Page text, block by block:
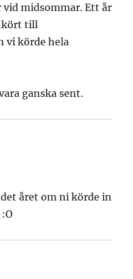
midsommar. Ett år
till
vi körde hela
ganska sent.
året om ni körde in